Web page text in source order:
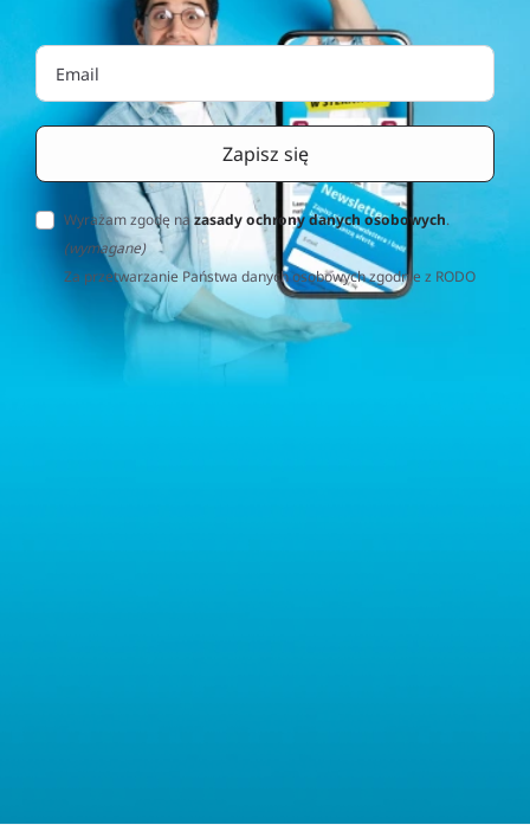
Wyrażam zgodę nazasady ochrony danych osobowych.
(wymagane)
Za przetwarzanie Państwa danych osobowych zgodnie z RODO
(Rozporządzenie o Ochronie Danych Osobowych) odpowiedzialna
jest firma Home&Decor Sp. z o.o., Instalatorów 17/108, 02-237
Warszawa, Polska, NIP: PL5223059837 („Administrator”). W